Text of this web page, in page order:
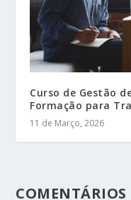
Curso de Gestão
Formação para
11 de Março, 2026
COMENTÁRIOS